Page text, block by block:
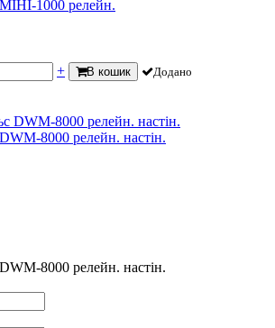
1000 релейн.
+ В кошик Додано
8000 релейн. настін.
8000 релейн. настін.